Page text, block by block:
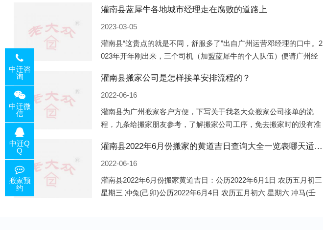
以美国为首的西方国家
灌南县蓝犀牛各地城市经理走在腐败的道路上
2023-03-05
灌南县“这贵点的就是不同，舒服多了”出自广州运营邓经理的口中。2
023年开年刚出来，三个司机（加盟蓝犀牛的个人队伍）便请广州经
平摊费用，燃鹅这样的
灌南县搬家公司是怎样接单安排流程的？
2022-06-16
灌南县为广州搬家客户方便，下写关于我老大众搬家公司接单的流
程，九条给搬家朋友参考，了解搬家公司工序，免去搬家时的没有准
电话咨询，初步了解客户搬 家
灌南县2022年6月份搬家的黄道吉日查询大全一览表哪天适合搬家好日子
2022-06-16
灌南县2022年6月份搬家黄道吉日：公历2022年6月1日 农历五月初三
星期三 冲兔(己卯)公历2022年6月4日 农历五月初六 星期六 冲马(壬
中迁咨
询
中迁微
信
中迁Q
Q
搬家预
约